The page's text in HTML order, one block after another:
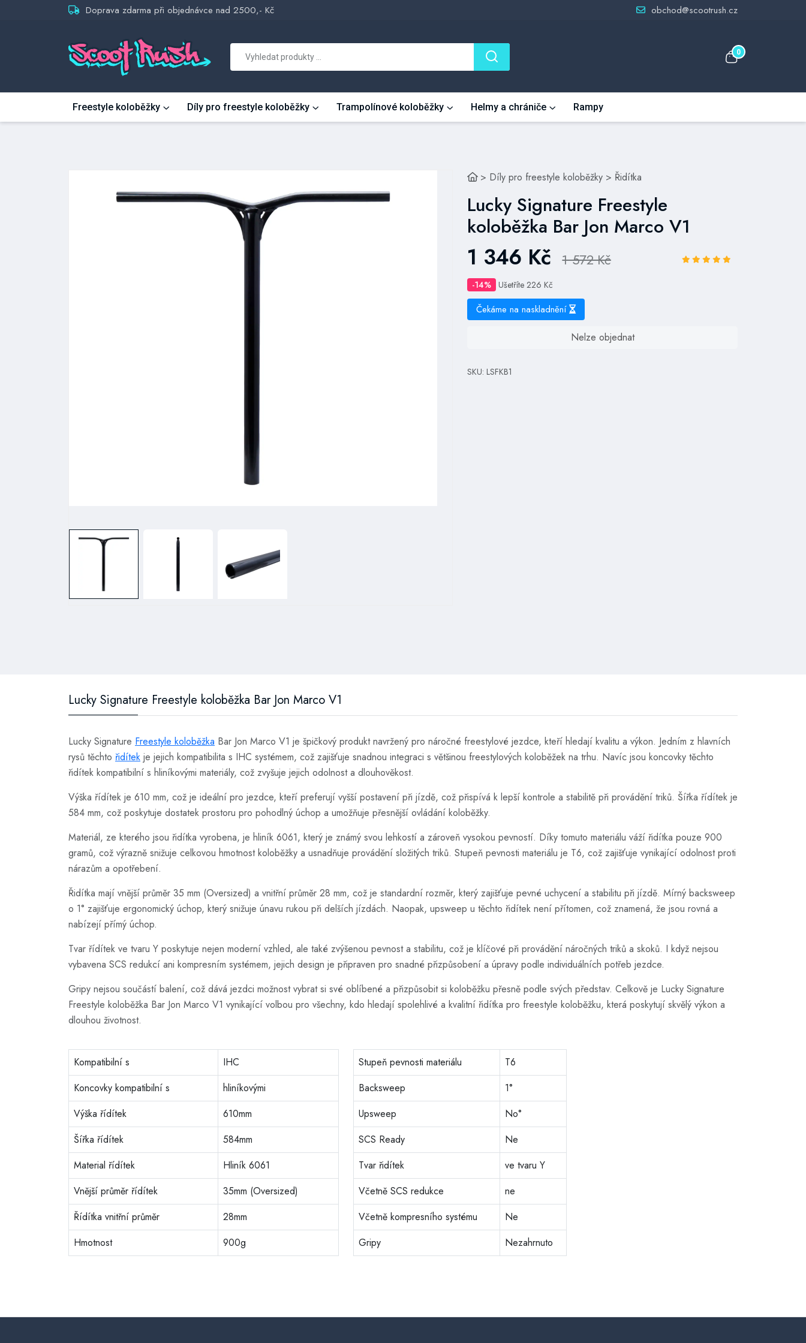
Doprava zdarma při objednávce nad 2500,- Kč obchod@scootrush.cz
0
Freestyle koloběžky Díly pro freestyle koloběžky Trampolínové koloběžky Helmy a chrániče Rampy
> Díly pro freestyle koloběžky > Řidítka
Lucky Signature Freestyle
koloběžka Bar Jon Marco V1
1 346 Kč 1 572 Kč
-14% Ušetříte 226 Kč
Čekáme na naskladnění
Nelze objednat
SKU: LSFKB1
Lucky Signature Freestyle koloběžka Bar Jon Marco V1
Lucky Signature Freestyle koloběžka Bar Jon Marco V1 je špičkový produkt navržený pro náročné freestylové jezdce, kteří hledají kvalitu a výkon. Jedním z hlavních
rysů těchto řidítek je jejich kompatibilita s IHC systémem, což zajišťuje snadnou integraci s většinou freestylových koloběžek na trhu. Navíc jsou koncovky těchto
řidítek kompatibilní s hliníkovými materiály, což zvyšuje jejich odolnost a dlouhověkost.
Výška řídítek je 610 mm, což je ideální pro jezdce, kteří preferují vyšší postavení při jízdě, což přispívá k lepší kontrole a stabilitě při provádění triků. Šířka řídítek je
584 mm, což poskytuje dostatek prostoru pro pohodlný úchop a umožňuje přesnější ovládání koloběžky.
Materiál, ze kterého jsou řidítka vyrobena, je hliník 6061, který je známý svou lehkostí a zároveň vysokou pevností. Díky tomuto materiálu váží řidítka pouze 900
gramů, což výrazně snižuje celkovou hmotnost koloběžky a usnadňuje provádění složitých triků. Stupeň pevnosti materiálu je T6, což zajišťuje vynikající odolnost proti
nárazům a opotřebení.
Řidítka mají vnější průměr 35 mm (Oversized) a vnitřní průměr 28 mm, což je standardní rozměr, který zajišťuje pevné uchycení a stabilitu při jízdě. Mírný backsweep
o 1° zajišťuje ergonomický úchop, který snižuje únavu rukou při delších jízdách. Naopak, upsweep u těchto řidítek není přítomen, což znamená, že jsou rovná a
nabízejí přímý úchop.
Tvar řídítek ve tvaru Y poskytuje nejen moderní vzhled, ale také zvýšenou pevnost a stabilitu, což je klíčové při provádění náročných triků a skoků. I když nejsou
vybavena SCS redukcí ani kompresním systémem, jejich design je připraven pro snadné přizpůsobení a úpravy podle individuálních potřeb jezdce.
Gripy nejsou součástí balení, což dává jezdci možnost vybrat si své oblíbené a přizpůsobit si koloběžku přesně podle svých představ. Celkově je Lucky Signature
Freestyle koloběžka Bar Jon Marco V1 vynikající volbou pro všechny, kdo hledají spolehlivé a kvalitní řidítka pro freestyle koloběžku, která poskytují skvělý výkon a
dlouhou životnost.
Kompatibilní s
IHC
Koncovky kompatibilní s
hliníkovými
Výška řídítek
610mm
Šířka řídítek
584mm
Material řídítek
Hliník 6061
Vnější průměr řídítek
35mm (Oversized)
Řídítka vnitřní průměr
28mm
Hmotnost
900g
Stupeň pevnosti materiálu
T6
Backsweep
1°
Upsweep
No°
SCS Ready
Ne
Tvar řidítek
ve tvaru Y
Včetně SCS redukce
ne
Včetně kompresního systému
Ne
Gripy
Nezahrnuto